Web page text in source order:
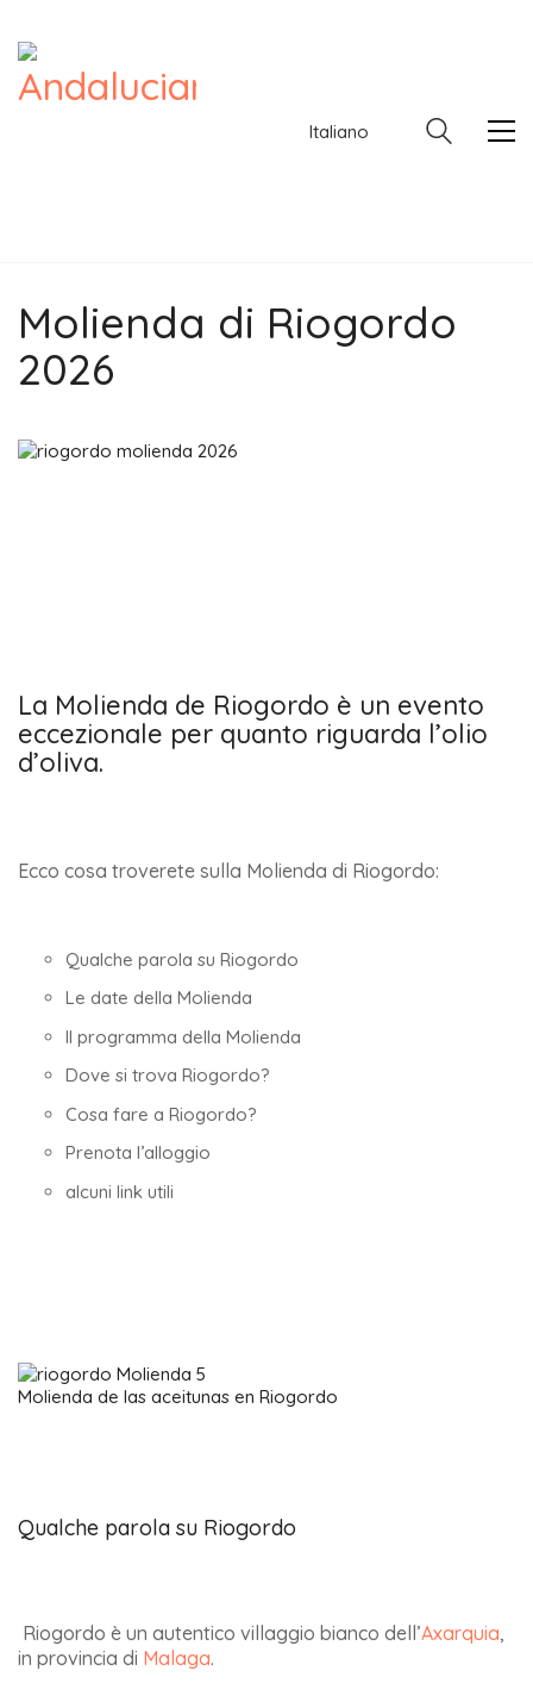
Italiano
Italiano
Molienda di Riogordo
2026
La Molienda de Riogordo è un evento
eccezionale per quanto riguarda l’olio
d’oliva.
Ecco cosa troverete sulla Molienda di Riogordo:
Qualche parola su Riogordo
Le date della Molienda
Il programma della Molienda
Dove si trova Riogordo?
Cosa fare a Riogordo?
Prenota l’alloggio
alcuni link utili
Molienda de las aceitunas en Riogordo
Qualche parola su Riogordo
Riogordo è un autentico villaggio bianco dell’Axarquia,
in provincia di Malaga.